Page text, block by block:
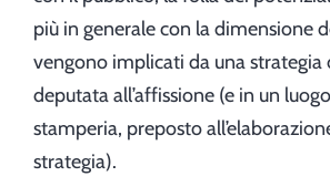
più in generale con la dimensione
vengono implicati da una strategia
deputata all’affissione (e in un
stamperia, preposto
strategia).